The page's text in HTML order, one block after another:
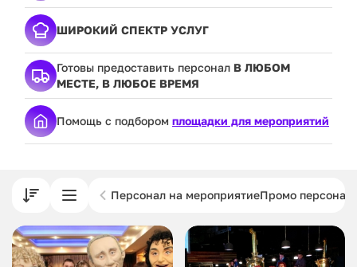
ШИРОКИЙ СПЕКТР УСЛУГ
Готовы предоставить персонал В ЛЮБОМ
МЕСТЕ, В ЛЮБОЕ ВРЕМЯ
Помощь с подбором площадки для мероприятий
Персонал на мероприятиеПромо персонал